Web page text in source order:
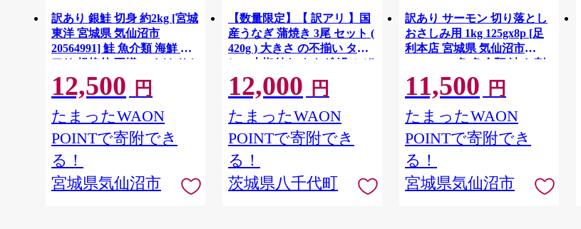
訳あり 銀鮭 切身 約2kg [宮城
東洋 宮城県 気仙沼市
20564991] 鮭 魚介類 海鮮 訳
アリ 規格外 不揃い さけ サケ
鮭切身 シャケ 切り身 冷凍 家
庭用 おかず 弁当 支援 サーモ
ン 銀鮭切り身 魚 わけあり
12,500 円
たまったWAON
POINTで寄附でき
る！
宮城県気仙沼市
【数量限定】【 訳アリ 】国
産うなぎ 蒲焼き 3尾 セット (
420g ) 大きさ の不揃い タ
レ・山椒付き ウナギ 鰻 ふぞ
ろい 不揃い うな重 ひつまぶ
し 人気 茨城 八千代町 ふるさ
と納税 冷凍 [SF951ya]
12,000 円
たまったWAON
POINTで寄附でき
る！
茨城県八千代町
訳あり サーモン 切り落とし
おさしみ用 1kg 125gx8p [足
利本店 宮城県 気仙沼市
20564313] 魚 魚介類 鮭 お刺
し身 刺し身 刺身 生 生食 個
包装 チリ銀鮭 銀鮭 海鮮 海鮮
丼 魚介
11,500 円
たまったWAON
POINTで寄附でき
る！
宮城県気仙沼市